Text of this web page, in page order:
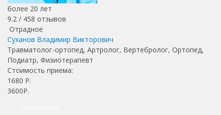
более 20 лет
9.2 / 458 отзывов
Отрадное
Суханов Владимир Викторович
Травматолог-ортопед, Артролог, Вертебролог, Ортопед,
Подиатр, Физиотерапевт
Стоимость приема:
1680 Р.
3600Р.